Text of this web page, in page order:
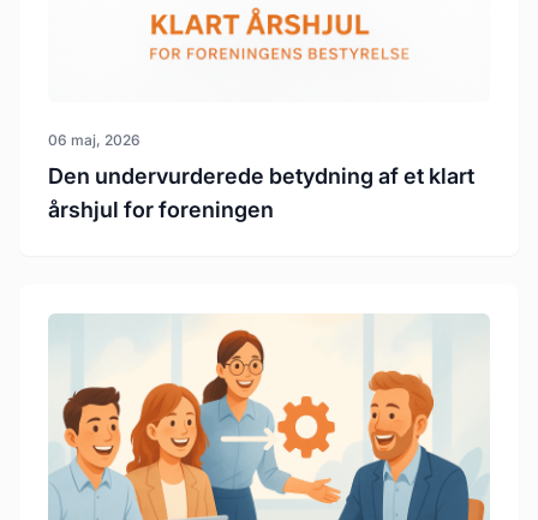
06 maj, 2026
Den undervurderede betydning af et klart
årshjul for foreningen